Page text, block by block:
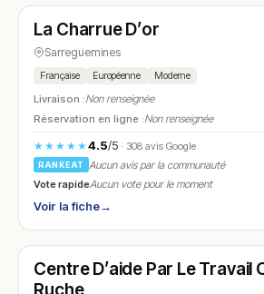
N° 20
La Charrue D’or
Sarreguemines
Française Européenne Moderne
Livraison :Non renseignée
Réservation en ligne :Non renseignée
★★★★★4.5/5· 308 avis Google
RANKEAT
Aucun avis par la communauté
Vote rapideAucun vote pour le moment
Voir la fiche→
N° 21
Centre D’aide Par Le Travail